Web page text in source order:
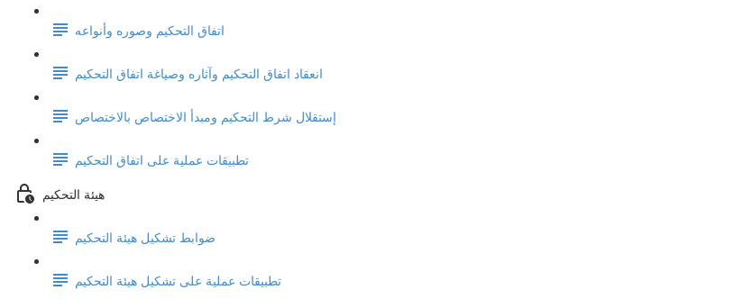
اتفاق التحكيم وصوره وأنواعه
انعقاد اتفاق التحكيم وآثاره وصياغة اتفاق التحكيم
إستقلال شرط التحكيم ومبدأ الاختصاص بالاختصاص
تطبيقات عملية على اتفاق التحكيم
هيئة التحكيم
ضوابط تشكيل هيئة التحكيم
تطبيقات عملية على تشكيل هيئة التحكيم